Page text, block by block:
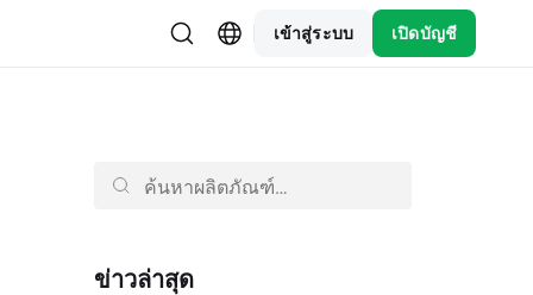
เข้าสู่ระบบ เปิดบัญชี
ข่าวล่าสุด